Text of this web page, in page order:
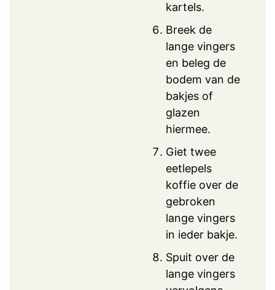
kartels.
Breek de
lange vingers
en beleg de
bodem van de
bakjes of
glazen
hiermee.
Giet twee
eetlepels
koffie over de
gebroken
lange vingers
in ieder bakje.
Spuit over de
lange vingers